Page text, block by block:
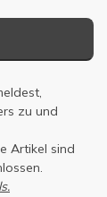
zu und
Artikel sind